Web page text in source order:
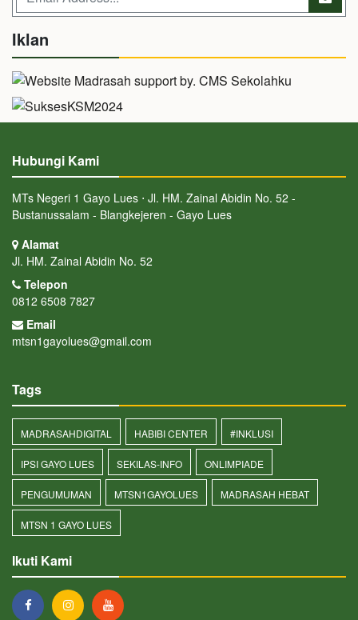
Iklan
Hubungi Kami
MTs Negeri 1 Gayo Lues ⋅ Jl. HM. Zainal Abidin No. 52 -
Bustanussalam - Blangkejeren - Gayo Lues
Alamat
Jl. HM. Zainal Abidin No. 52
Telepon
0812 6508 7827
Email
mtsn1gayolues@gmail.com
Tags
MADRASAHDIGITAL HABIBI CENTER #INKLUSI
IPSI GAYO LUES SEKILAS-INFO ONLIMPIADE
PENGUMUMAN MTSN1GAYOLUES MADRASAH HEBAT
MTSN 1 GAYO LUES
Ikuti Kami